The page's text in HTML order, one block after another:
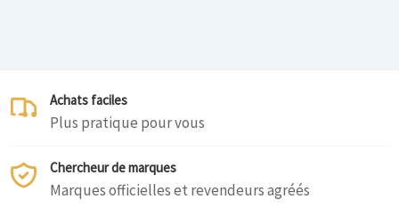
Achats faciles
Plus pratique pour vous
Chercheur de marques
Marques officielles et revendeurs agréés